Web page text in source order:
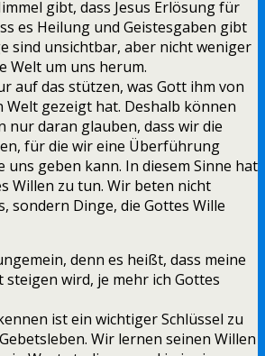
gibt, dass Jesus Erlösung für
es Heilung und Geistesgaben gibt
sind unsichtbar, aber nicht weniger
Welt um uns herum.
auf das stützen, was Gott ihm von
gezeigt hat. Deshalb können
nur daran glauben, dass wir die
für die wir eine Überführung
uns geben kann. In diesem Sinne hat
Willen zu tun. Wir beten nicht
sondern Dinge, die Gottes Wille
denn es heißt, dass meine
steigen wird, je mehr ich Gottes
ist ein wichtiger Schlüssel zu
Wir lernen seinen Willen